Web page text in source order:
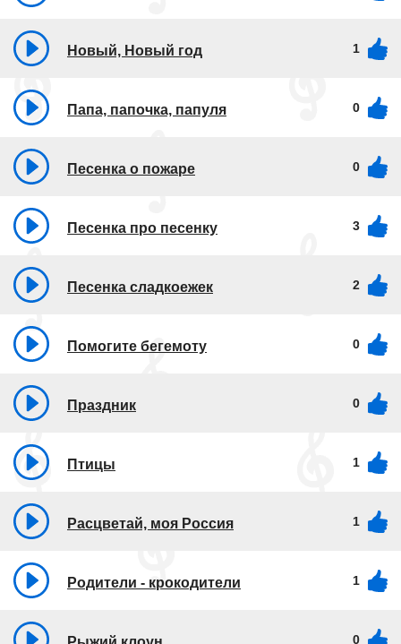
Новый, Новый год 1
Папа, папочка, папуля 0
Песенка о пожаре 0
Песенка про песенку 3
Песенка сладкоежек 2
Помогите бегемоту 0
Праздник 0
Птицы 1
Расцветай, моя Россия 1
Родители - крокодители 1
0